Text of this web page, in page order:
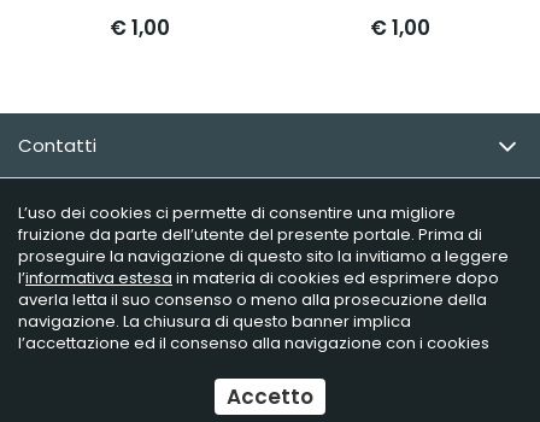
€ 1,00 € 1,00
Contatti
Email Newsletter
Info utili
Raffaelli Editore - P.iva 02181230406
Ecommerce by Daisuke
L’uso dei cookies ci permette di consentire una migliore
fruizione da parte dell’utente del presente portale. Prima di
proseguire la navigazione di questo sito la invitiamo a leggere
l’informativa estesa in materia di cookies ed esprimere dopo
averla letta il suo consenso o meno alla prosecuzione della
navigazione. La chiusura di questo banner implica
l’accettazione ed il consenso alla navigazione con i cookies
Accetto